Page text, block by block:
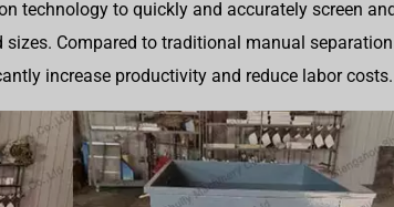
technology to quickly and accurately screen
Compared to traditional manual
increase productivity and reduce labor costs.